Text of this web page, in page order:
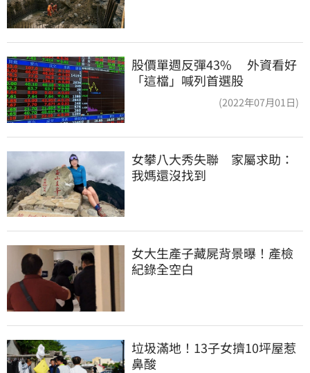
股價單週反彈43% 外資看好
「這檔」喊列首選股
(2022年07月01日)
女攀八大秀失聯　家屬求助：
我媽還沒找到
女大生產子藏屍背景曝！產檢
紀錄全空白
垃圾滿地！13子女擠10坪屋惹
鼻酸